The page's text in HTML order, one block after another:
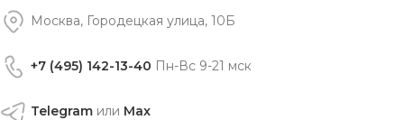
Москва, Городецкая улица, 10Б
+7 (495) 142-13-40 Пн-Вс 9-21 мск
Telegram или Max